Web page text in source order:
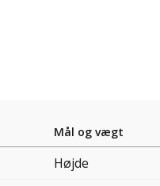
Mål og vægt
Højde